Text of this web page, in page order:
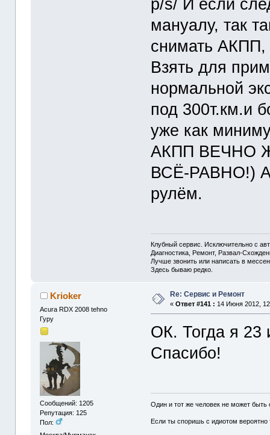
p/s/ И если
мануалу, так
снимать АКПП,
Взять для
нормальной
под 300т.км.и
уже как
АКПП ВЕЧНО
ВСЁ-РАВНО!) А
рулём.
Клубный сервис. Исключительно с
Диагностика, Ремонт, Развал-
Лучше звонить или написать в
Здесь бываю редко.
Krioker
Acura RDX 2008 tehno
Гуру
Сообщений: 1205
Репутация: 125
Пол:
Re: Сервис и Ремонт
«Ответ #141 : 14 Июня 2012,
ОК. Тогда я 23
Спасибо!
Один и тот же человек не может
Если ты споришь с идиотом вероятно